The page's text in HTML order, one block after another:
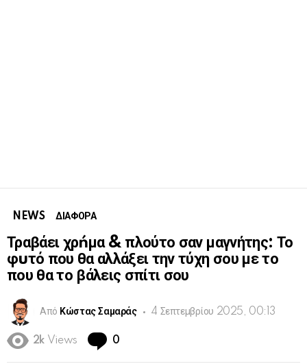
NEWS ΔΙΑΦΟΡΑ
Τραβάει χρńμα & πλούτο σαν μαγνήτης: Το
φuτό που θα αλλάξει την τύχη σου με το
που θα το βάλεις σπίτι σου
Από Κώστας Σαμαράς 4 Σεπτεμβρίου 2025, 00:13
2k Views 0